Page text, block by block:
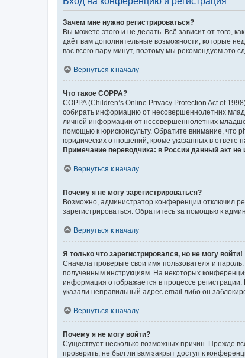
Зачем мне нужно регистрироваться?
Вы можете этого и не делать. Всё зависит от того,
даёт вам дополнительные возможности, которые
вас всего пару минут, поэтому мы рекомендуем это
Вернуться к началу
Что такое COPPA?
COPPA (Children’s Online Privacy Protection Act of
собирать информацию от несовершеннолетних
личной информации от несовершеннолетних
помощью к юрисконсульту. Обратите внимание, что
юридических отношений, кроме указанных в ответе
Примечание переводчика: в России данный акт
Вернуться к началу
Почему я не могу зарегистрироваться?
Возможно, администратор конференции отключил
зарегистрироваться. Обратитесь за помощью к
Вернуться к началу
Я только что зарегистрировался, но не могу войти!
Сначала проверьте свои имя пользователя и
полученным инструкциям. На некоторых
информация отображается в процессе
указали неправильный адрес email либо он
Вернуться к началу
Почему я не могу войти?
Существует несколько возможных причин. Прежде
проверить, не был ли вам закрыт доступ к